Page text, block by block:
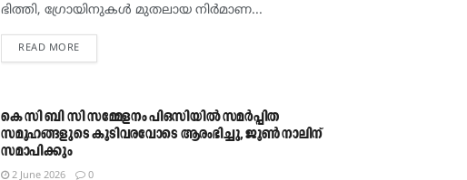
ഭിത്തി, ഗ്രോയിനുകൾ മുതലായ നിർമാണ...
READ MOREDETAILS
കെ സി ബി സി സമ്മേളനം പിഒസിയില്‍ സമർപ്പിത
സമൂഹങ്ങളുടെ കൂടിവരവോടെ ആരംഭിച്ചു, ജൂൺ നാലിന്‌
സമാപിക്കും
2 June 2026
0